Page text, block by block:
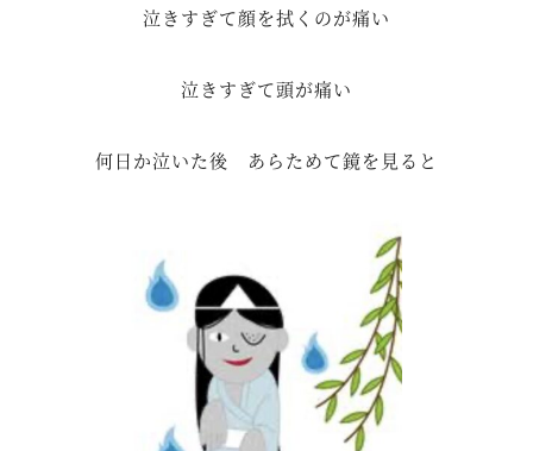
泣きすぎて顔を拭くのが痛い
泣きすぎて頭が痛い
何日か泣いた後 あらためて鏡を見ると